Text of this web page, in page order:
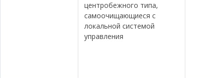
центробежного типа,
самоочищающиеся с
локальной системой
управления